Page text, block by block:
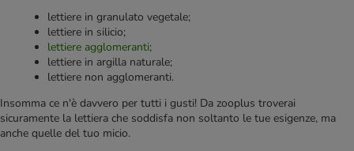
lettiere in granulato vegetale;
lettiere in silicio;
lettiere agglomeranti;
lettiere in argilla naturale;
lettiere non agglomeranti.
Insomma ce n'è davvero per tutti i gusti! Da zooplus troverai
sicuramente la lettiera che soddisfa non soltanto le tue esigenze, ma
anche quelle del tuo micio.